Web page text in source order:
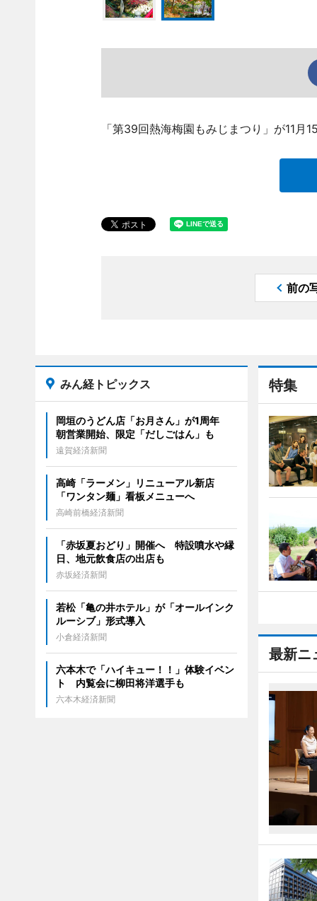
「第39回熱海梅園もみじまつり」が11月
前の
特集
最新ニ
みん経トピックス
岡垣のうどん店「お月さん」が1周年
朝営業開始、限定「だしごはん」も
遠賀経済新聞
高崎「ラーメン」リニューアル新店
「ワンタン麺」看板メニューへ
高崎前橋経済新聞
「赤坂夏おどり」開催へ 特設噴水や縁
日、地元飲食店の出店も
赤坂経済新聞
若松「亀の井ホテル」が「オールインク
ルーシブ」形式導入
小倉経済新聞
六本木で「ハイキュー！！」体験イベン
ト 内覧会に柳田将洋選手も
六本木経済新聞